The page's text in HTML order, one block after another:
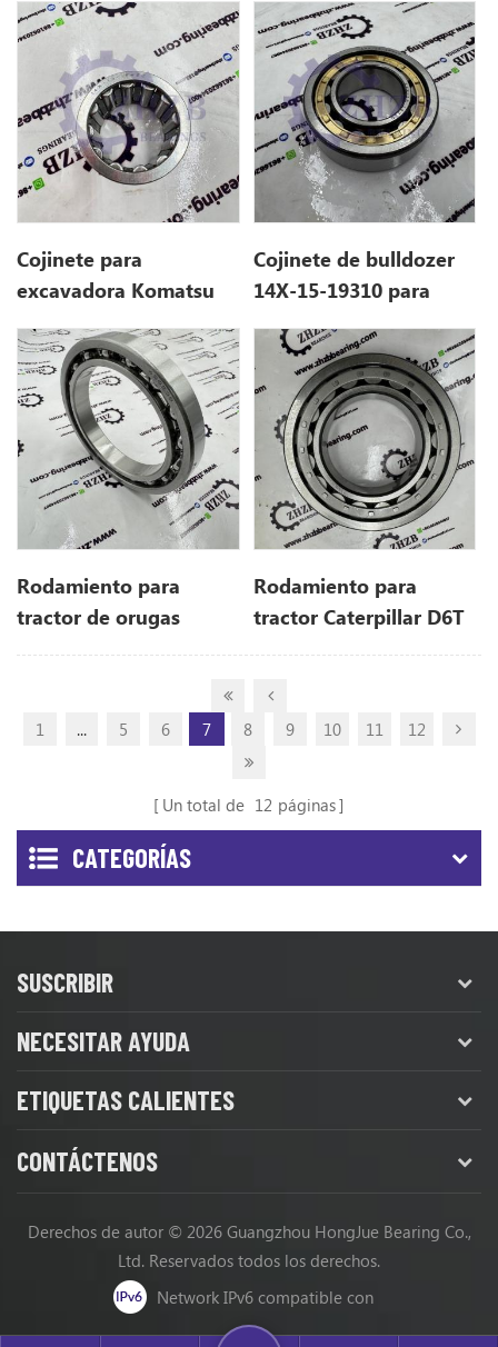
Cojinete para
excavadora Komatsu
Cojinete de bulldozer
14X-15-19310 para
Rodamiento para
tractor de orugas
Caterpillar D5H 4S8538
Rodamiento para
tractor Caterpillar D6T
4H0019/5P7592 4H-
1 ... 5 6 7 8 9 10 11 12
Un total de 12 páginas
CATEGORÍAS
SUSCRIBIR
NECESITAR AYUDA
ETIQUETAS CALIENTES
CONTÁCTENOS
Derechos de autor © 2026 Guangzhou HongJue Bearing Co.,
Ltd. Reservados todos los derechos.
Network IPv6 compatible con